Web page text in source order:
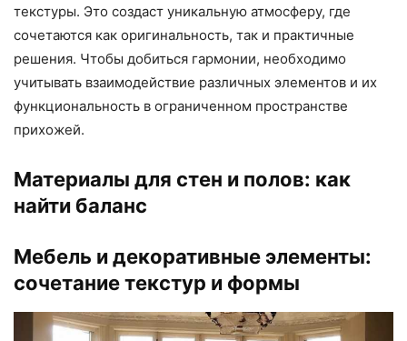
текстуры. Это создаст уникальную атмосферу, где
сочетаются как оригинальность, так и практичные
решения. Чтобы добиться гармонии, необходимо
учитывать взаимодействие различных элементов и их
функциональность в ограниченном пространстве
прихожей.
Материалы для стен и полов: как
найти баланс
Мебель и декоративные элементы:
сочетание текстур и формы